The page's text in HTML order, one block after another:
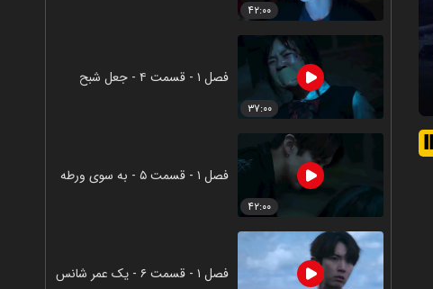
۴۲:۰۰
۳۷:۰۰
فصل ۱ - قسمت ۴ - جعل شبح
۴۲:۰۰
فصل ۱ - قسمت ۵ - به سوی ورطه
فصل ۱ - قسمت ۶ - یک عمر شانس